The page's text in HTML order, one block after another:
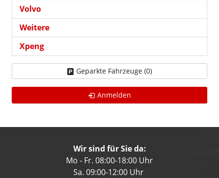
Volvo
Weitere
Xpeng
Geparkte Fahrzeuge (0)
Anmelden
Wir sind für Sie da:
Mo - Fr. 08:00-18:00 Uhr
Sa. 09:00-12:00 Uhr